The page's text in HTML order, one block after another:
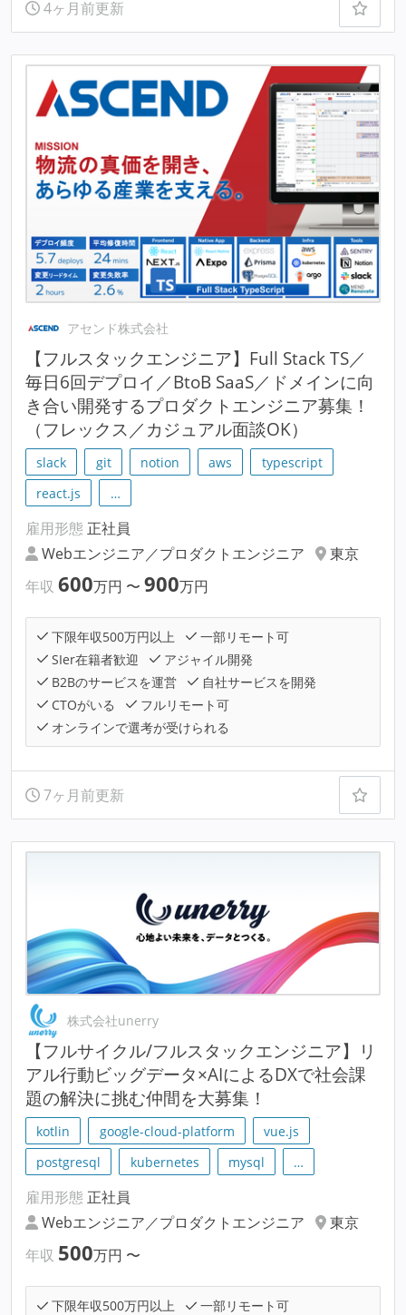
4ヶ月前更新
アセンド株式会社
【フルスタックエンジニア】Full Stack TS／
毎日6回デプロイ／BtoB SaaS／ドメインに向
き合い開発するプロダクトエンジニア募集！
（フレックス／カジュアル面談OK）
slack git notion aws
typescript
react.js
…
雇用形態 正社員
Webエンジニア／プロダクトエンジニア
東京
年収 600万円 〜 900万円
下限年収500万円以上
一部リモート可
SIer在籍者歓迎
アジャイル開発
B2Bのサービスを運営
自社サービスを開発
CTOがいる
フルリモート可
オンラインで選考が受けられる
7ヶ月前更新
株式会社unerry
【フルサイクル/フルスタックエンジニア】リ
アル行動ビッグデータ×AIによるDXで社会課
題の解決に挑む仲間を大募集！
kotlin google-cloud-platform
vue.js
postgresql
kubernetes mysql …
雇用形態 正社員
Webエンジニア／プロダクトエンジニア
東京
年収 500万円 〜
下限年収500万円以上
一部リモート可